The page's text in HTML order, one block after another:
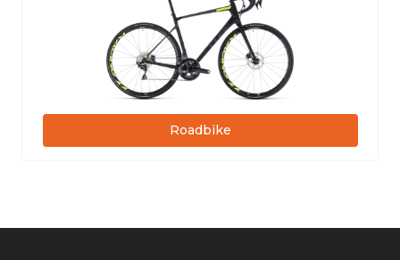
Roadbike